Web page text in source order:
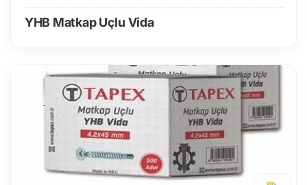
YHB Matkap Uçlu Vida